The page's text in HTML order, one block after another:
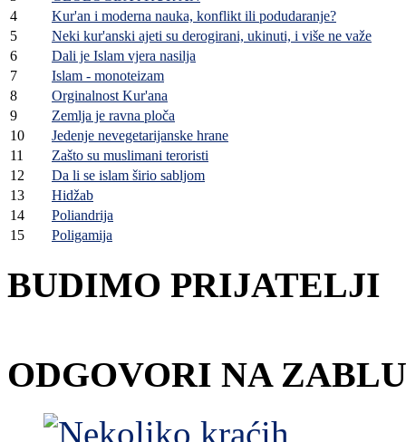
4
Kur'an i moderna nauka, konflikt ili podudaranje?
5
Neki kur'anski ajeti su derogirani, ukinuti, i više ne važe
6
Dali je Islam vjera nasilja
7
Islam - monoteizam
8
Orginalnost Kur'ana
9
Zemlja je ravna ploča
10
Jedenje nevegetarijanske hrane
11
Zašto su muslimani teroristi
12
Da li se islam širio sabljom
13
Hidžab
14
Poliandrija
15
Poligamija
BUDIMO PRIJATELJI
ODGOVORI NA